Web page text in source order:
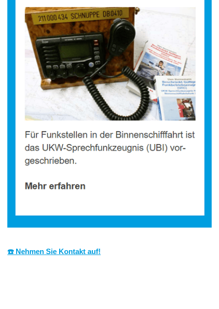
☎️ Nehmen Sie Kontakt auf!